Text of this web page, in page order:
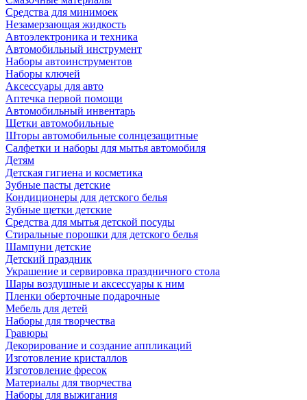
Средства для минимоек
Незамерзающая жидкость
Автоэлектроника и техника
Автомобильный инструмент
Наборы автоинструментов
Наборы ключей
Аксессуары для авто
Аптечка первой помощи
Автомобильный инвентарь
Щетки автомобильные
Шторы автомобильные солнцезащитные
Салфетки и наборы для мытья автомобиля
Детям
Детская гигиена и косметика
Зубные пасты детские
Кондиционеры для детского белья
Зубные щетки детские
Средства для мытья детской посуды
Стиральные порошки для детского белья
Шампуни детские
Детский праздник
Украшение и сервировка праздничного стола
Шары воздушные и аксессуары к ним
Пленки оберточные подарочные
Мебель для детей
Наборы для творчества
Гравюры
Декорирование и создание аппликаций
Изготовление кристаллов
Изготовление фресок
Материалы для творчества
Наборы для выжигания